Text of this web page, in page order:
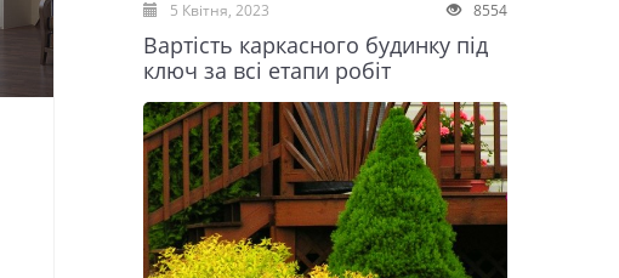
8554
5 Квітня, 2023
Вартість каркасного будинку під
ключ за всі етапи робіт